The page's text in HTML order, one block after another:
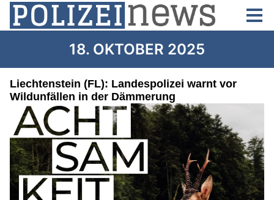
18. OKTOBER 2025
Liechtenstein (FL): Landespolizei warnt vor
Wildunfällen in der Dämmerung